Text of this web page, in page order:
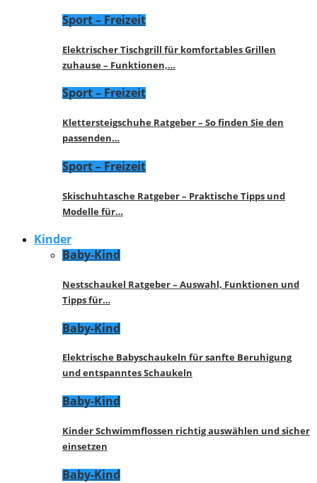
Sport – Freizeit
Elektrischer Tischgrill für komfortables Grillen
zuhause – Funktionen,…
Sport – Freizeit
Klettersteigschuhe Ratgeber – So finden Sie den
passenden…
Sport – Freizeit
Skischuhtasche Ratgeber – Praktische Tipps und
Modelle für…
Kinder
Baby-Kind
Nestschaukel Ratgeber – Auswahl, Funktionen und
Tipps für…
Baby-Kind
Elektrische Babyschaukeln für sanfte Beruhigung
und entspanntes Schaukeln
Baby-Kind
Kinder Schwimmflossen richtig auswählen und sicher
einsetzen
Baby-Kind